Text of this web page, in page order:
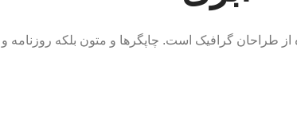
طراحان گرافیک است. چاپگرها و متون بلکه روزنامه و